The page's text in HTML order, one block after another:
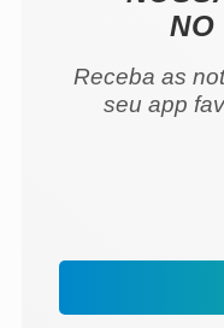
NO
Receba as
seu app